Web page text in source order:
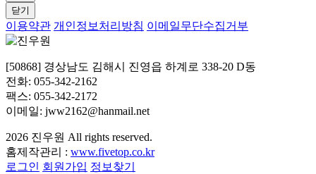
닫기
이용약관 개인정보처리방침 이메일무단수집거부
[50868] 경상남도 김해시 진영읍 하계로 338-20 D동
전화: 055-342-2162
팩스: 055-342-2172
이메일: jww2162@hanmail.net
2026 진우원 All rights reserved.
홈제작관리 : www.fivetop.co.kr
로그인 회원가입 정보찾기